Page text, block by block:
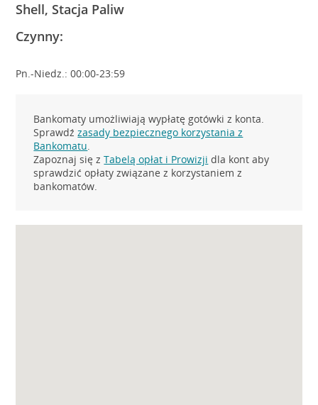
Shell, Stacja Paliw
Czynny:
Pn.-Niedz.: 00:00-23:59
Bankomaty umożliwiają wypłatę gotówki z konta.
Sprawdźzasady bezpiecznego korzystania z
Bankomatu.
Zapoznaj się zTabelą opłat i Prowizji dla kont aby
sprawdzić opłaty związane z korzystaniem z
bankomatów.